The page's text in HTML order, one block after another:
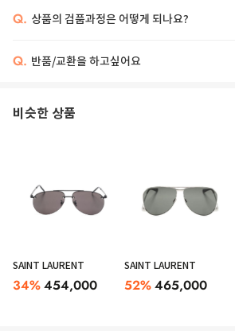
Q. 상품의 검품과정은 어떻게 되나요?
Q. 반품/교환을 하고싶어요
비슷한 상품
SAINT LAURENT
34%454,000
SAINT LAURENT
52%465,000